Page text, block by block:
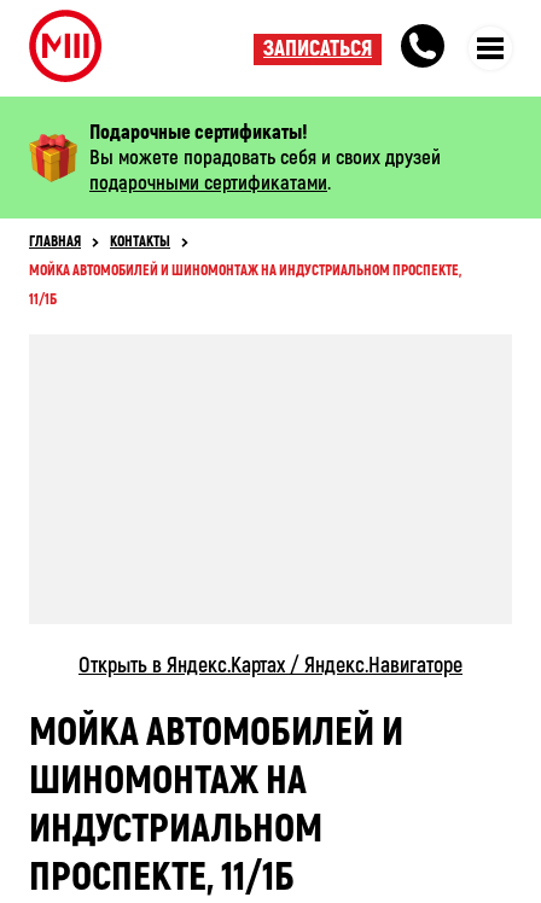
Подарочные сертификаты!
Вы можете порадовать себя и своих друзей
подарочными сертификатами.
ГЛАВНАЯ
КОНТАКТЫ
МОЙКА АВТОМОБИЛЕЙ И ШИНОМОНТАЖ НА ИНДУСТРИАЛЬНОМ ПРОСПЕКТЕ,
11/1Б
Открыть в Яндекс.Картах / Яндекс.Навигаторе
МОЙКА АВТОМОБИЛЕЙ И
ШИНОМОНТАЖ НА
ИНДУСТРИАЛЬНОМ
ПРОСПЕКТЕ, 11/1Б
ЗАПИСАТЬСЯ